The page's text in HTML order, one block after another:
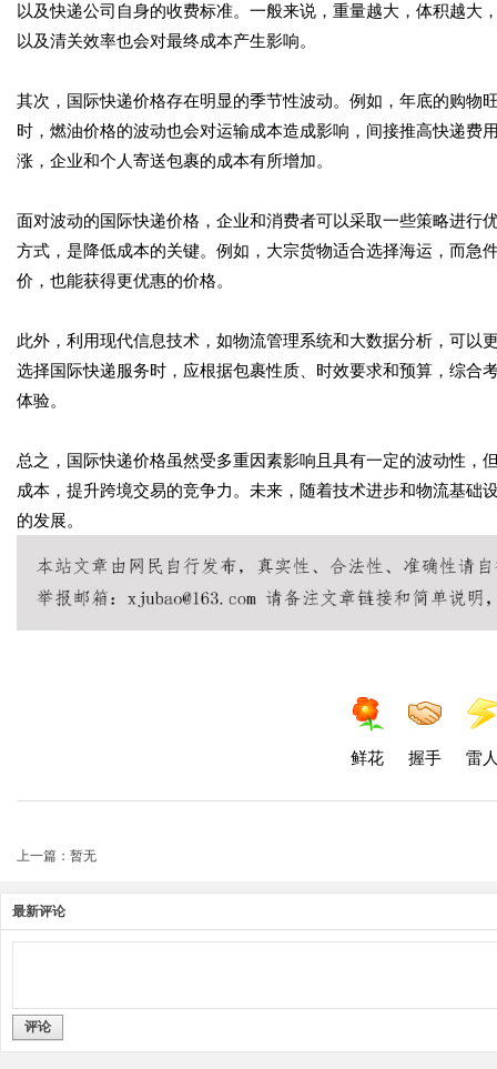
以及快递公司自身的收费标准。一般来说，重量越大，体积越
以及清关效率也会对最终成本产生影响。
其次，国际快递价格存在明显的季节性波动。例如，年底的购物
时，燃油价格的波动也会对运输成本造成影响，间接推高快递
涨，企业和个人寄送包裹的成本有所增加。
面对波动的国际快递价格，企业和消费者可以采取一些策略进行
方式，是降低成本的关键。例如，大宗货物适合选择海运，而急
价，也能获得更优惠的价格。
此外，利用现代信息技术，如物流管理系统和大数据分析，可
选择国际快递服务时，应根据包裹性质、时效要求和预算，综合
体验。
总之，国际快递价格虽然受多重因素影响且具有一定的波动性
成本，提升跨境交易的竞争力。未来，随着技术进步和物流基
的发展。
鲜花 握手 雷
上一篇：暂无
最新评论
评论